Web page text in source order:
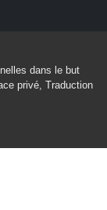
dans le but
privé, Traduction
données